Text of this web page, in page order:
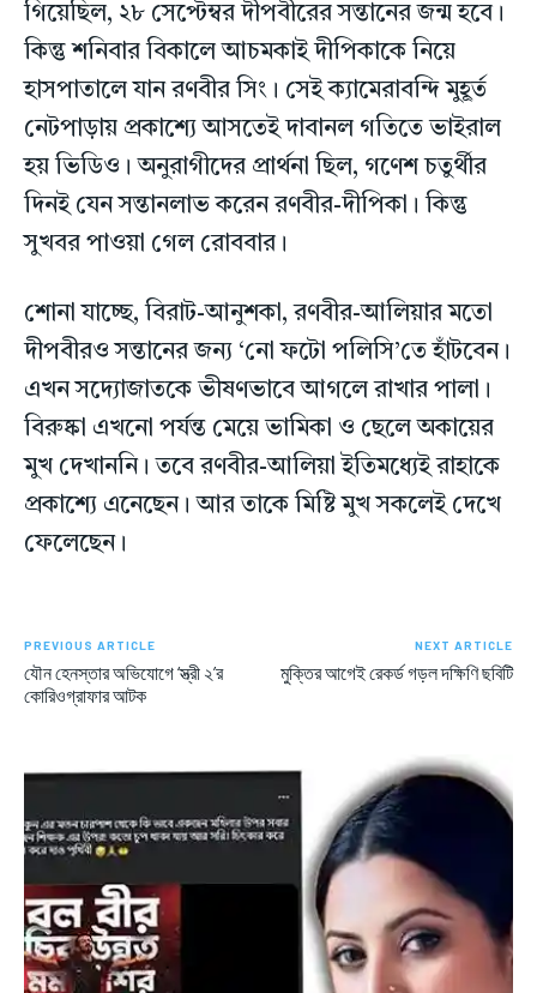
গিয়েছিল, ২৮ সেপ্টেম্বর দীপবীরের সন্তানের জন্ম হবে।
কিন্তু শনিবার বিকালে আচমকাই দীপিকাকে নিয়ে
হাসপাতালে যান রণবীর সিং। সেই ক্যামেরাবন্দি মুহূর্ত
নেটপাড়ায় প্রকাশ্যে আসতেই দাবানল গতিতে ভাইরাল
হয় ভিডিও। অনুরাগীদের প্রার্থনা ছিল, গণেশ চতুর্থীর
দিনই যেন সন্তানলাভ করেন রণবীর-দীপিকা। কিন্তু
সুখবর পাওয়া গেল রোববার।
শোনা যাচ্ছে, বিরাট-আনুশকা, রণবীর-আলিয়ার মতো
দীপবীরও সন্তানের জন্য ‘নো ফটো পলিসি’তে হাঁটবেন।
এখন সদ্যোজাতকে ভীষণভাবে আগলে রাখার পালা।
বিরুষ্কা এখনো পর্যন্ত মেয়ে ভামিকা ও ছেলে অকায়ের
মুখ দেখাননি। তবে রণবীর-আলিয়া ইতিমধ্যেই রাহাকে
প্রকাশ্যে এনেছেন। আর তাকে মিষ্টি মুখ সকলেই দেখে
ফেলেছেন।
PREVIOUS ARTICLE
যৌন হেনস্তার অভিযোগে ‘স্ত্রী ২’র
কোরিওগ্রাফার আটক
NEXT ARTICLE
মুক্তির আগেই রেকর্ড গড়ল দক্ষিণি ছবিটি